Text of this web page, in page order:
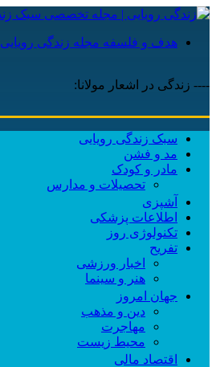
هدف و فلسفه مجله زندگی رویایی
---- زندگی در اشعار مولانا:
سبک زندگی رویایی
مد و فشن
مادر و کودک
تحصیلات و مدارس
آشپزی
اطلاعات پزشکی
تکنولوژی روز
تفریح
اخبار ورزشی
هنر و سینما
جهان امروز
دین و مذهب
مهاجرت
محیط زیست
اقتصاد مالی